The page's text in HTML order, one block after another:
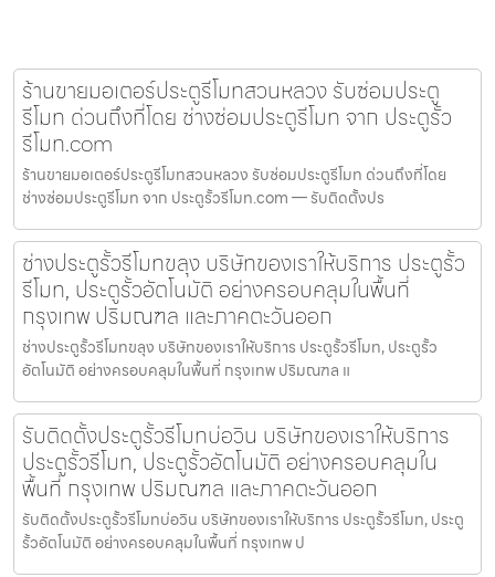
ร้านขายมอเตอร์ประตูรีโมทสวนหลวง รับซ่อมประตู
รีโมท ด่วนถึงที่โดย ช่างซ่อมประตูรีโมท จาก ประตูรั้ว
รีโมท.com
ร้านขายมอเตอร์ประตูรีโมทสวนหลวง รับซ่อมประตูรีโมท ด่วนถึงที่โดย
ช่างซ่อมประตูรีโมท จาก ประตูรั้วรีโมท.com — รับติดตั้งปร
ช่างประตูรั้วรีโมทขลุง บริษัทของเราให้บริการ ประตูรั้ว
รีโมท, ประตูรั้วอัตโนมัติ อย่างครอบคลุมในพื้นที่
กรุงเทพ ปริมณฑล และภาคตะวันออก
ช่างประตูรั้วรีโมทขลุง บริษัทของเราให้บริการ ประตูรั้วรีโมท, ประตูรั้ว
อัตโนมัติ อย่างครอบคลุมในพื้นที่ กรุงเทพ ปริมณฑล แ
รับติดตั้งประตูรั้วรีโมทบ่อวิน บริษัทของเราให้บริการ
ประตูรั้วรีโมท, ประตูรั้วอัตโนมัติ อย่างครอบคลุมใน
พื้นที่ กรุงเทพ ปริมณฑล และภาคตะวันออก
รับติดตั้งประตูรั้วรีโมทบ่อวิน บริษัทของเราให้บริการ ประตูรั้วรีโมท, ประตู
รั้วอัตโนมัติ อย่างครอบคลุมในพื้นที่ กรุงเทพ ป